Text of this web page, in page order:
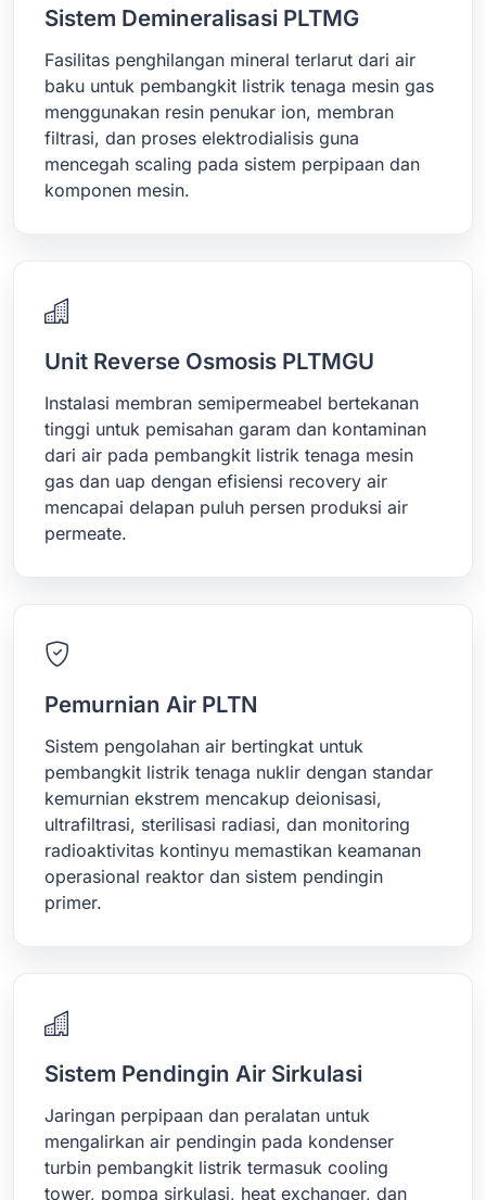
Sistem Demineralisasi PLTMG
Fasilitas penghilangan mineral terlarut dari air
baku untuk pembangkit listrik tenaga mesin gas
menggunakan resin penukar ion, membran
filtrasi, dan proses elektrodialisis guna
mencegah scaling pada sistem perpipaan dan
komponen mesin.
Unit Reverse Osmosis PLTMGU
Instalasi membran semipermeabel bertekanan
tinggi untuk pemisahan garam dan kontaminan
dari air pada pembangkit listrik tenaga mesin
gas dan uap dengan efisiensi recovery air
mencapai delapan puluh persen produksi air
permeate.
Pemurnian Air PLTN
Sistem pengolahan air bertingkat untuk
pembangkit listrik tenaga nuklir dengan standar
kemurnian ekstrem mencakup deionisasi,
ultrafiltrasi, sterilisasi radiasi, dan monitoring
radioaktivitas kontinyu memastikan keamanan
operasional reaktor dan sistem pendingin
primer.
Sistem Pendingin Air Sirkulasi
Jaringan perpipaan dan peralatan untuk
mengalirkan air pendingin pada kondenser
turbin pembangkit listrik termasuk cooling
tower, pompa sirkulasi, heat exchanger, dan